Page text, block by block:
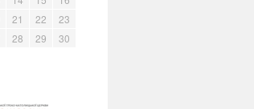
21 22
23
28 29
30